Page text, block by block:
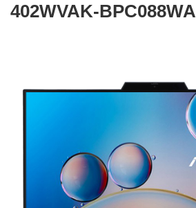
402WVAK-BPC088WA